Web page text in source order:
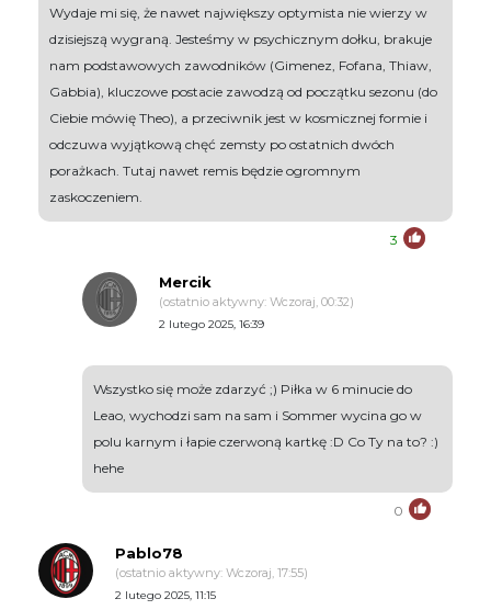
Wydaje mi się, że nawet największy optymista nie wierzy w
dzisiejszą wygraną. Jesteśmy w psychicznym dołku, brakuje
nam podstawowych zawodników (Gimenez, Fofana, Thiaw,
Gabbia), kluczowe postacie zawodzą od początku sezonu (do
Ciebie mówię Theo), a przeciwnik jest w kosmicznej formie i
odczuwa wyjątkową chęć zemsty po ostatnich dwóch
porażkach. Tutaj nawet remis będzie ogromnym
zaskoczeniem.
3
Mercik
(ostatnio aktywny: Wczoraj, 00:32)
2 lutego 2025, 16:39
Wszystko się może zdarzyć ;) Piłka w 6 minucie do
Leao, wychodzi sam na sam i Sommer wycina go w
polu karnym i łapie czerwoną kartkę :D Co Ty na to? :)
hehe
0
Pablo78
(ostatnio aktywny: Wczoraj, 17:55)
2 lutego 2025, 11:15